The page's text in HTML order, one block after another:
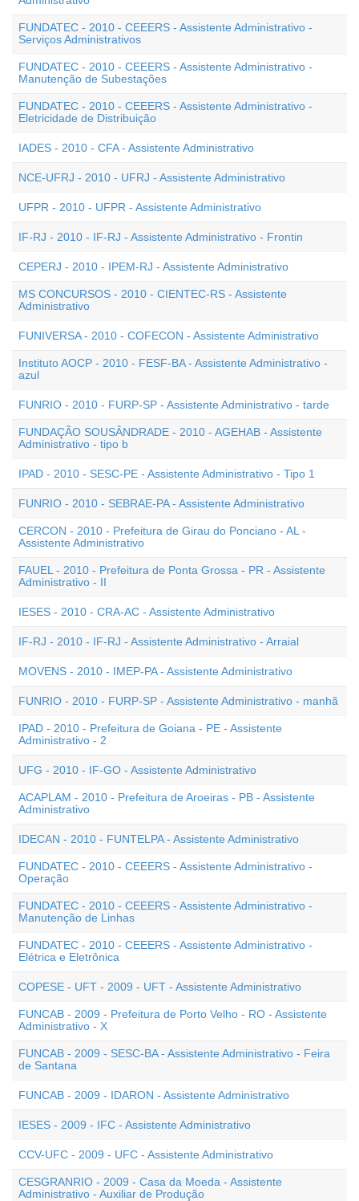
FUNDATEC - 2010 - CEEERS - Assistente Administrativo -
Serviços Administrativos
FUNDATEC - 2010 - CEEERS - Assistente Administrativo -
Manutenção de Subestações
FUNDATEC - 2010 - CEEERS - Assistente Administrativo -
Eletricidade de Distribuição
IADES - 2010 - CFA - Assistente Administrativo
NCE-UFRJ - 2010 - UFRJ - Assistente Administrativo
UFPR - 2010 - UFPR - Assistente Administrativo
IF-RJ - 2010 - IF-RJ - Assistente Administrativo - Frontin
CEPERJ - 2010 - IPEM-RJ - Assistente Administrativo
MS CONCURSOS - 2010 - CIENTEC-RS - Assistente
Administrativo
FUNIVERSA - 2010 - COFECON - Assistente Administrativo
Instituto AOCP - 2010 - FESF-BA - Assistente Administrativo -
azul
FUNRIO - 2010 - FURP-SP - Assistente Administrativo - tarde
FUNDAÇÃO SOUSÂNDRADE - 2010 - AGEHAB - Assistente
Administrativo - tipo b
IPAD - 2010 - SESC-PE - Assistente Administrativo - Tipo 1
FUNRIO - 2010 - SEBRAE-PA - Assistente Administrativo
CERCON - 2010 - Prefeitura de Girau do Ponciano - AL -
Assistente Administrativo
FAUEL - 2010 - Prefeitura de Ponta Grossa - PR - Assistente
Administrativo - II
IESES - 2010 - CRA-AC - Assistente Administrativo
IF-RJ - 2010 - IF-RJ - Assistente Administrativo - Arraial
MOVENS - 2010 - IMEP-PA - Assistente Administrativo
FUNRIO - 2010 - FURP-SP - Assistente Administrativo - manhã
IPAD - 2010 - Prefeitura de Goiana - PE - Assistente
Administrativo - 2
UFG - 2010 - IF-GO - Assistente Administrativo
ACAPLAM - 2010 - Prefeitura de Aroeiras - PB - Assistente
Administrativo
IDECAN - 2010 - FUNTELPA - Assistente Administrativo
FUNDATEC - 2010 - CEEERS - Assistente Administrativo -
Operação
FUNDATEC - 2010 - CEEERS - Assistente Administrativo -
Manutenção de Linhas
FUNDATEC - 2010 - CEEERS - Assistente Administrativo -
Elétrica e Eletrônica
COPESE - UFT - 2009 - UFT - Assistente Administrativo
FUNCAB - 2009 - Prefeitura de Porto Velho - RO - Assistente
Administrativo - X
FUNCAB - 2009 - SESC-BA - Assistente Administrativo - Feira
de Santana
FUNCAB - 2009 - IDARON - Assistente Administrativo
IESES - 2009 - IFC - Assistente Administrativo
CCV-UFC - 2009 - UFC - Assistente Administrativo
CESGRANRIO - 2009 - Casa da Moeda - Assistente
Administrativo - Auxiliar de Produção